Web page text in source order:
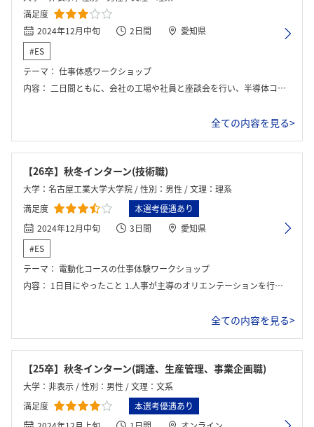
満足度
2024年12月中旬
2日間
愛知県
#ES
テーマ： 仕事体感ワークショップ
内容： 二日間ともに、会社の工場や社員と座談会を行い、半導体コースでの働くイメージを持つ
全ての内容を見る>
【26卒】秋冬インターン(技術職)
大学：名古屋工業大学大学院 / 性別：男性 / 文理：理系
満足度
本選考優遇あり
2024年12月中旬
3日間
愛知県
#ES
テーマ： 電動化コースの仕事体験ワークショップ
内容： 1日目にやったこと 1.人事が主導のオリエンテーションを行い、同じ部署同士でのアイスブレイクや配布物の確認などが行われた。 2.受け入れ部署に移動し、その部署での事業内容や開発意義を教えてもらった。 3.雑談ベースでの質問受け入れ。働き方や社風などを聞いた。 2日目にやったこと 1.課題の説明を受けた。自分の課題としてはモータの開発体験であり、パラメータを変更することで顧客の要求性をいかにして満たすかの説明を受けた。 2.開発体験を行いわからない箇所の質問をした。 3日目にやったこと 1.部署内での発表に向けたスライド作りを行った。 2.項目1とは別で社内全体の発表もあったので別件でスライド作りを行った。 3.社員同士が行う会議へ参加した。 4.部署内での成果報告とフィードバック 5.オリエンテーションを行った場所にて異なる部署間での発表を行った。
全ての内容を見る>
【25卒】秋冬インターン(調達、生産管理、事業企画職)
大学：非表示 / 性別：男性 / 文理：文系
満足度
本選考優遇あり